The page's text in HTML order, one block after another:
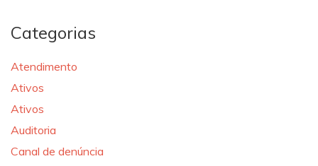
Categorias
Atendimento
Ativos
Ativos
Auditoria
Canal de denúncia